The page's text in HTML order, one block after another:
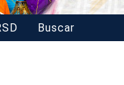
Buscar